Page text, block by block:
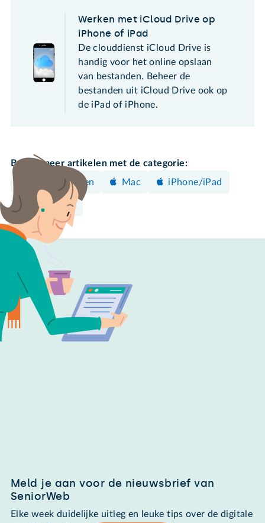
Werken met iCloud Drive op
iPhone of iPad
De clouddienst iCloud Drive is
handig voor het online opslaan
van bestanden. Beheer de
bestanden uit iCloud Drive ook op
de iPad of iPhone.
Bekijk meer artikelen met de categorie:
Clouddiensten
Mac iPhone/iPad
Herstellen
Meld je aan voor de nieuwsbrief van
SeniorWeb
Elke week duidelijke uitleg en leuke tips over de digitale